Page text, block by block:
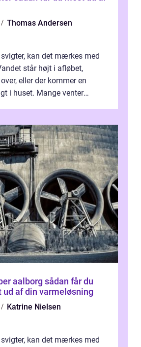
Thomas Andersen
kan det mærkes med
står højt i afløbet,
eller der kommer en
i huset. Mange venter
sådan får du
ud af din varmeløsning
Katrine Nielsen
kan det mærkes med